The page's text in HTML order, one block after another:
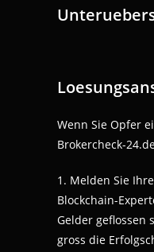
Wenn Sie Opfer
Brokercheck-
1. Melden Sie
Blockchain-
Gelder geflossen
gross die